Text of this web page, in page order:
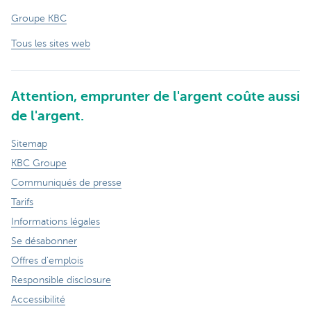
Groupe KBC
Tous les sites web
Attention, emprunter de l'argent coûte aussi
de l'argent.
Sitemap
KBC Groupe
Communiqués de presse
Tarifs
Informations légales
Se désabonner
Offres d'emplois
Responsible disclosure
Accessibilité